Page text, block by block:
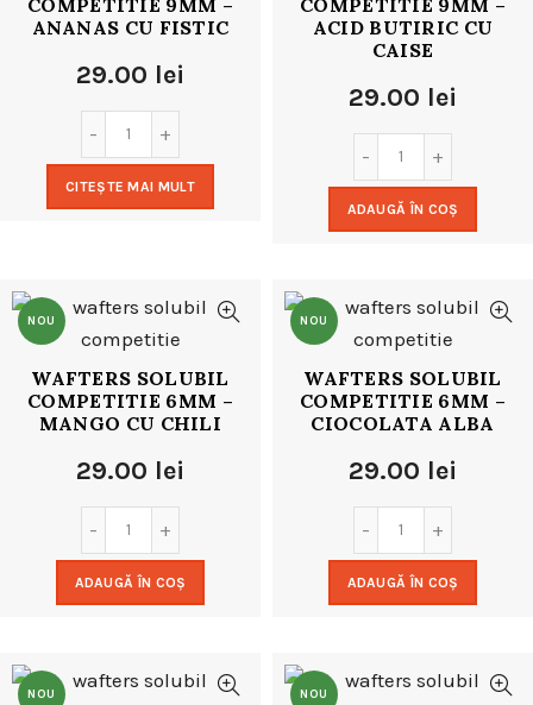
ANANAS CU FISTIC
29.00 lei
CITEȘTE MAI MULT
ACID BUTIRIC CU
CAISE
29.00 lei
ADAUGĂ ÎN COȘ
NOU
WAFTERS SOLUBIL
COMPETITIE 6MM –
MANGO CU CHILI
29.00 lei
ADAUGĂ ÎN COȘ
NOU
WAFTERS SOLUBIL
COMPETITIE 6MM –
CIOCOLATA ALBA
29.00 lei
ADAUGĂ ÎN COȘ
NOU NOU